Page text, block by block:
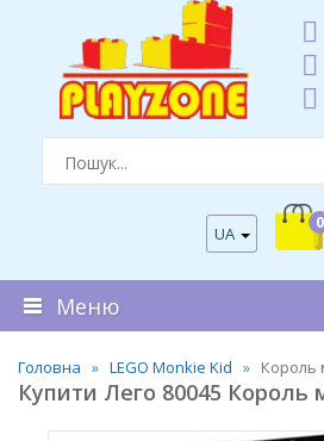
UA
0
Меню
Головна LEGO Monkie Kid Король
Купити Лего 80045 Король